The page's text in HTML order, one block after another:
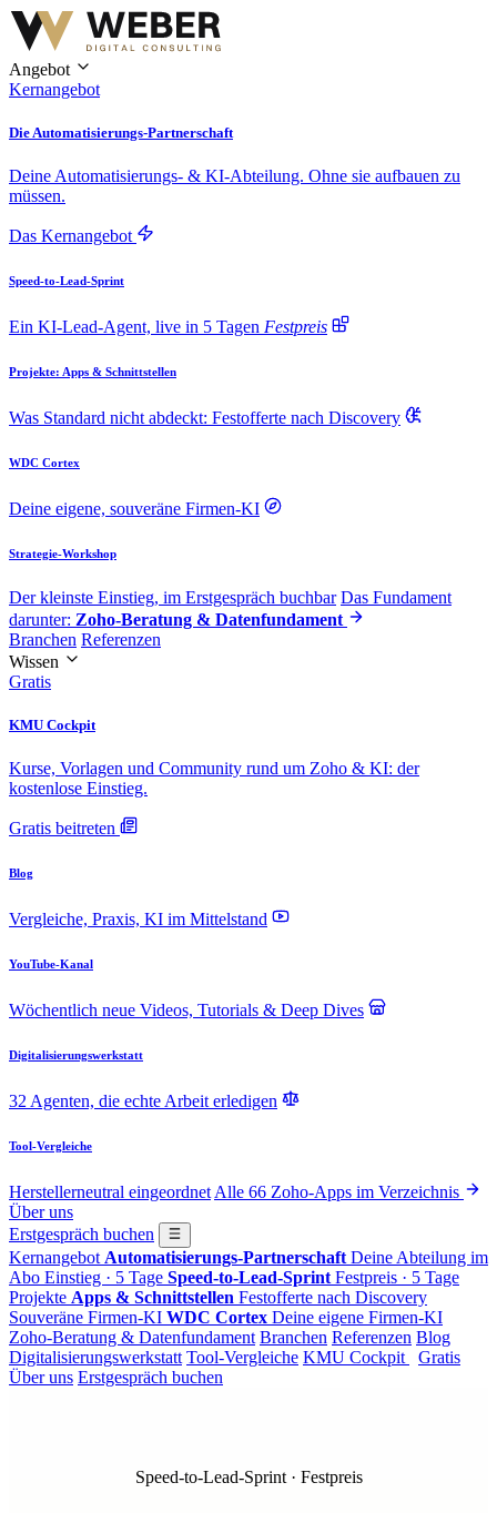
Angebot
Kernangebot
Die Automatisierungs-Partnerschaft
Deine Automatisierungs- & KI-Abteilung. Ohne sie aufbauen zu
müssen.
Das Kernangebot
Speed-to-Lead-Sprint
Ein KI-Lead-Agent, live in 5 Tagen Festpreis
Projekte: Apps & Schnittstellen
Was Standard nicht abdeckt: Festofferte nach Discovery
WDC Cortex
Deine eigene, souveräne Firmen-KI
Strategie-Workshop
Der kleinste Einstieg, im Erstgespräch buchbar Das Fundament
darunter: Zoho-Beratung & Datenfundament
Branchen Referenzen
Wissen
Gratis
KMU Cockpit
Kurse, Vorlagen und Community rund um Zoho & KI: der
kostenlose Einstieg.
Gratis beitreten
Blog
Vergleiche, Praxis, KI im Mittelstand
YouTube-Kanal
Wöchentlich neue Videos, Tutorials & Deep Dives
Digitalisierungswerkstatt
32 Agenten, die echte Arbeit erledigen
Tool-Vergleiche
Herstellerneutral eingeordnet Alle 66 Zoho-Apps im Verzeichnis
Über uns
Erstgespräch buchen
Kernangebot Automatisierungs-Partnerschaft Deine Abteilung im
Abo Einstieg · 5 Tage Speed-to-Lead-Sprint Festpreis · 5 Tage
Projekte Apps & Schnittstellen Festofferte nach Discovery
Souveräne Firmen-KI WDC Cortex Deine eigene Firmen-KI
Zoho-Beratung & Datenfundament Branchen Referenzen Blog
Digitalisierungswerkstatt Tool-Vergleiche KMU Cockpit
Gratis
Über uns Erstgespräch buchen
Speed-to-Lead-Sprint · Festpreis